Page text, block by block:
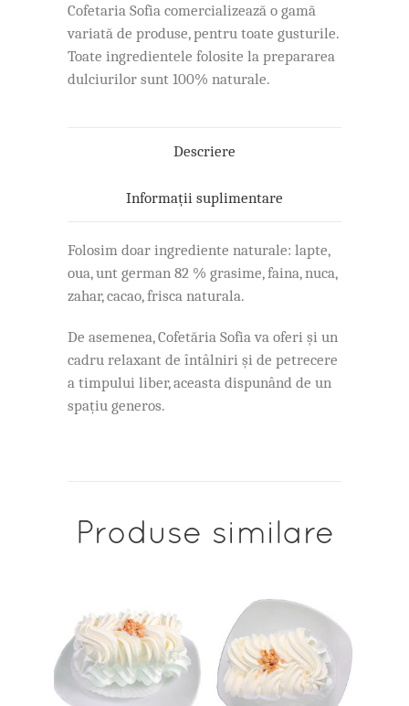
Cofetaria Sofia comercializează o gamă
variată de produse, pentru toate gusturile.
Toate ingredientele folosite la prepararea
dulciurilor sunt 100% naturale.
Descriere
Informații suplimentare
Folosim doar ingrediente naturale: lapte,
oua, unt german 82 % grasime, faina, nuca,
zahar, cacao, frisca naturala.
De asemenea, Cofetăria Sofia va oferi și un
cadru relaxant de întâlniri și de petrecere
a timpului liber, aceasta dispunând de un
spațiu generos.
Produse similare
ADAUGĂ ÎN COȘ